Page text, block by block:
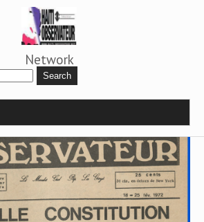
Network